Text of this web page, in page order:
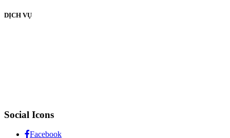
DỊCH VỤ
Social Icons
Facebook